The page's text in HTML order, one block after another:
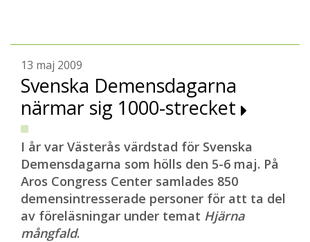
13 maj 2009
Svenska Demensdagarna
närmar sig 1000-strecket
I år var Västerås värdstad för Svenska
Demensdagarna som hölls den 5-6 maj. På
Aros Congress Center samlades 850
demensintresserade personer för att ta del
av föreläsningar under temat Hjärna
mångfald.